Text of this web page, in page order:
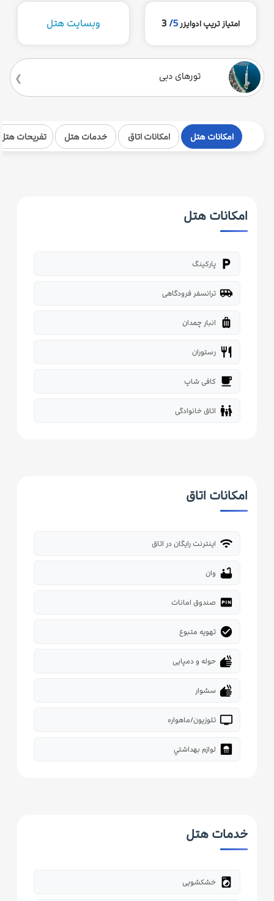
امتیاز تریپ ادوایزر5/ وبسایت هتل
تورهای دبی
امکانات هتل امکانات اتاق خدمات هتل تفریحات
امکانات هتل
local_parking پارکینگ
airport_shuttle ترانسفر فرودگاهی
luggage انبار چمدان
restaurant رستوران
local_cafe کافی شاپ
family_restroom اتاق خانوادگی
امکانات اتاق
wifi اینترنت رایگان در اتاق
bathtub وان
fiber_pin صندوق امانات
check_circle تهویه متبوع
dry حوله و دمپایی
dry سشوار
tv تلوزیون/ماهواره
bathroom لوازم بهداشتي
خدمات هتل
local_laundry_service خشکشویی